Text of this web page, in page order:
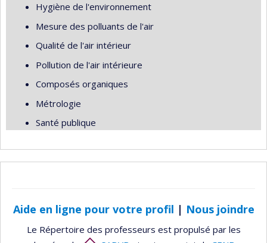
Hygiène de l'environnement
Mesure des polluants de l'air
Qualité de l'air intérieur
Pollution de l'air intérieure
Composés organiques
Métrologie
Santé publique
Aide en ligne pour votre profil | Nous joindre
Le Répertoire des professeurs est propulsé par les